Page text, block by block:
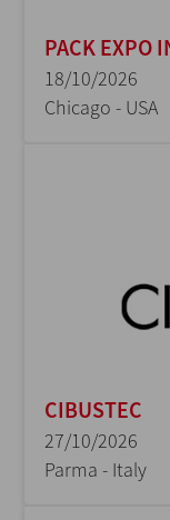
PACK EXPO
18/10/2026
Chicago - USA
CIBUSTEC
27/10/2026
Parma - Italy